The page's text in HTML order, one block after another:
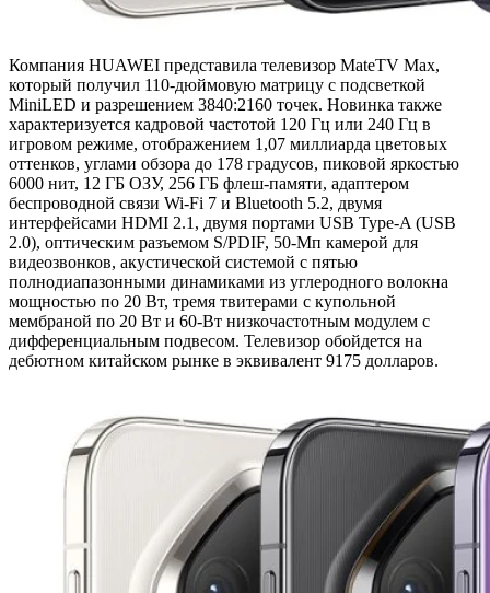
Компания HUAWEI представила телевизор MateTV Max,
который получил 110-дюймовую матрицу с подсветкой
MiniLED и разрешением 3840:2160 точек. Новинка также
характеризуется кадровой частотой 120 Гц или 240 Гц в
игровом режиме, отображением 1,07 миллиарда цветовых
оттенков, углами обзора до 178 градусов, пиковой яркостью
6000 нит, 12 ГБ ОЗУ, 256 ГБ флеш-памяти, адаптером
беспроводной связи Wi-Fi 7 и Bluetooth 5.2, двумя
интерфейсами HDMI 2.1, двумя портами USB Type-A (USB
2.0), оптическим разъемом S/PDIF, 50-Мп камерой для
видеозвонков, акустической системой с пятью
полнодиапазонными динамиками из углеродного волокна
мощностью по 20 Вт, тремя твитерами с купольной
мембраной по 20 Вт и 60-Вт низкочастотным модулем с
дифференциальным подвесом. Телевизор обойдется на
дебютном китайском рынке в эквивалент 9175 долларов.